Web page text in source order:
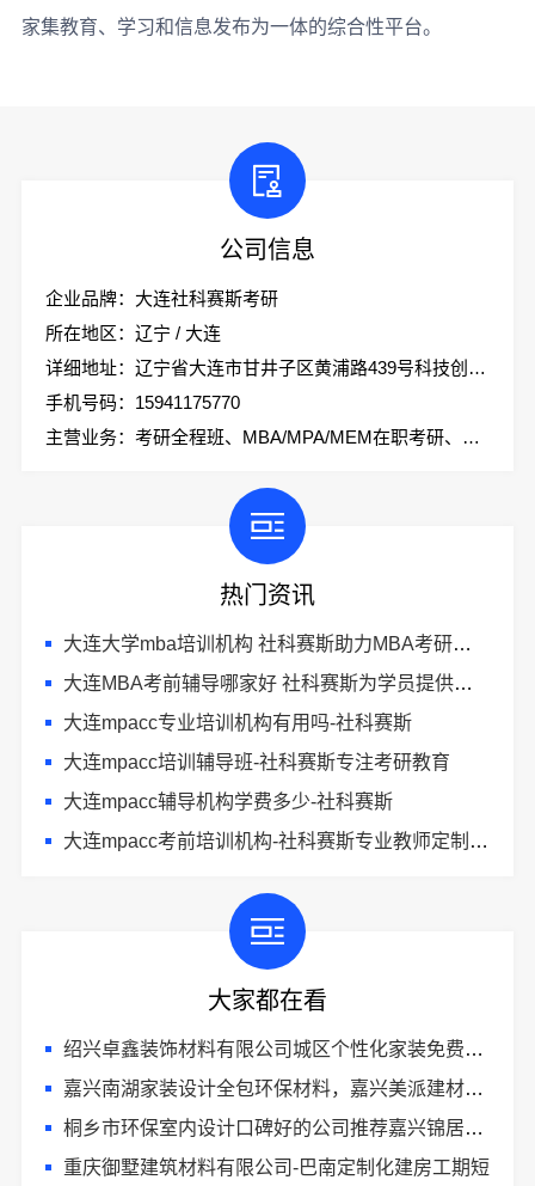
家集教育、学习和信息发布为一体的综合性平台。
公司信息
企业品牌：大连社科赛斯考研
所在地区：辽宁 / 大连
详细地址：辽宁省大连市甘井子区黄浦路439号科技创业大厦2楼社科赛斯考研
手机号码：15941175770
主营业务：考研全程班、MBA/MPA/MEM在职考研、会计专硕、考研集训营
热门资讯
大连大学mba培训机构 社科赛斯助力MBA考研成功
大连MBA考前辅导哪家好 社科赛斯为学员提供优质的MBA教学服务
大连mpacc专业培训机构有用吗-社科赛斯
大连mpacc培训辅导班-社科赛斯专注考研教育
大连mpacc辅导机构学费多少-社科赛斯
大连mpacc考前培训机构-社科赛斯专业教师定制专属课程
大家都在看
绍兴卓鑫装饰材料有限公司城区个性化家装免费上门量房
嘉兴南湖家装设计全包环保材料，嘉兴美派建材科技有限公司专业可靠
桐乡市环保室内设计口碑好的公司推荐嘉兴锦居装饰材料有限公司
重庆御墅建筑材料有限公司-巴南定制化建房工期短